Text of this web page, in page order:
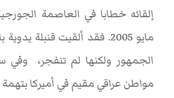
إلقائه خطابا في العاصمة
مايو 2005. فقد ألقيت قنبلة
مواطن عراقي مقيم في أميركا